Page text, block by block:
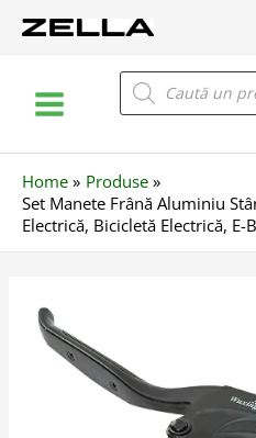
Menu
Products
search
Home
Produse
Set Manete Frână Aluminiu
Electrică, Bicicletă Electrică, E-
Set
Manete